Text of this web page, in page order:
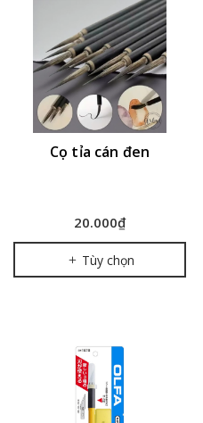
Cọ tỉa cán đen
20.000₫
Tùy chọn